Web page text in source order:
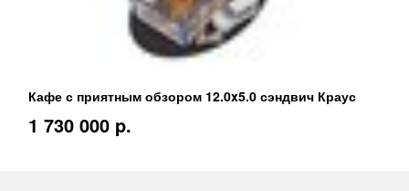
Кафе с приятным обзором 12.0x5.0 сэндвич Краус
1 730 000 p.